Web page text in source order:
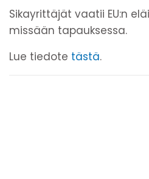
Sikayrittäjät vaatii EU:n
missään tapauksessa.
Lue tiedote tästä.